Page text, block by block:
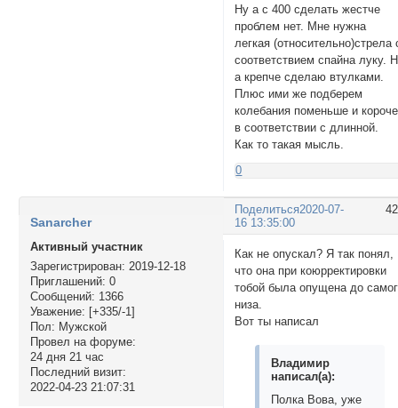
Ну а с 400 сделать жестче
проблем нет. Мне нужна
легкая (относительно)стрела
соответствием спайна луку.
а крепче сделаю втулками.
Плюс ими же подберем
колебания поменьше и короче
в соответствии с длинной.
Как то такая мысль.
0
Поделиться2020-07-
16 13:35:00
Sanarcher
Активный участник
Зарегистрирован: 2019-12-18
Приглашений: 0
Сообщений: 1366
Уважение: [+335/-1]
Пол: Мужской
Провел на форуме:
24 дня 21 час
Последний визит:
2022-04-23 21:07:31
Как не опускал? Я так понял,
что она при коюрректировки
тобой была опущена до
низа.
Вот ты написал
Владимир
написал(а):
Полка Вова, уже